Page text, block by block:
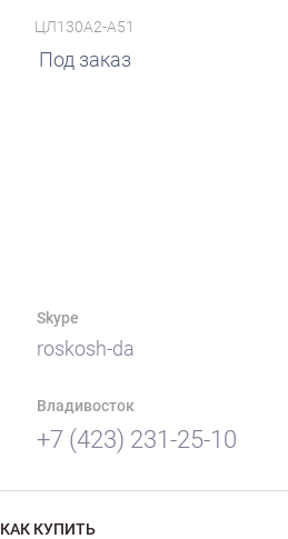
ЦЛ130А2-А51
Под заказ
Skype
roskosh-da
Владивосток
+7 (423) 231-25-10
КАК КУПИТЬ